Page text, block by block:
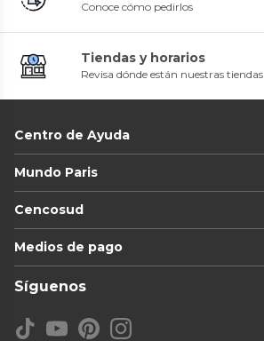
Conoce cómo pedirlos
Tiendas y horarios
Revisa dónde están nuestras tiendas
Centro de Ayuda
Mundo Paris
Cencosud
Medios de pago
Síguenos